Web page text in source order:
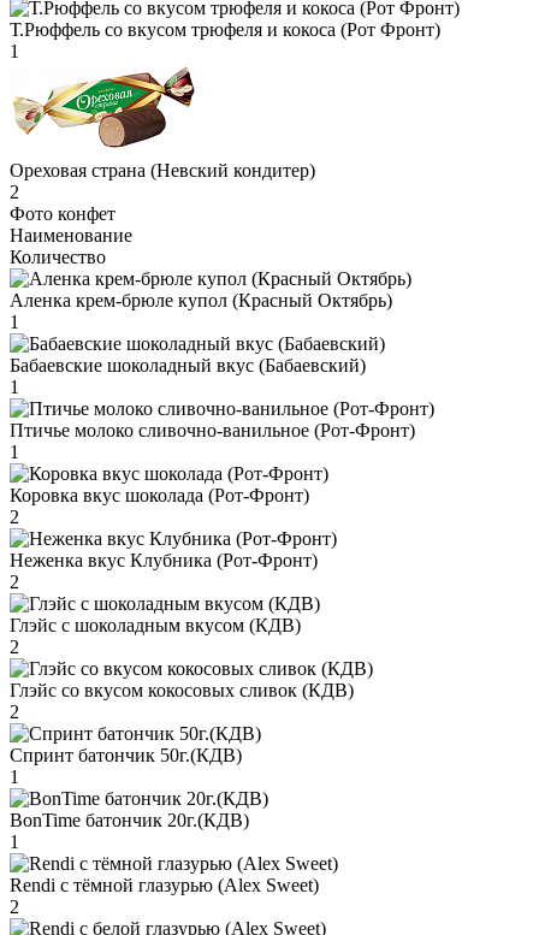
Т.Рюффель со вкусом трюфеля и кокоса (Рот Фронт)
1
Ореховая страна (Невский кондитер)
2
Фото конфет
Наименование
Количество
Аленка крем-брюле купол (Красный Октябрь)
1
Бабаевские шоколадный вкус (Бабаевский)
1
Птичье молоко сливочно-ванильное (Рот-Фронт)
1
Коровка вкус шоколада (Рот-Фронт)
2
Неженка вкус Клубника (Рот-Фронт)
2
Глэйс с шоколадным вкусом (КДВ)
2
Глэйс со вкусом кокосовых сливок (КДВ)
2
Спринт батончик 50г.(КДВ)
1
BonTime батончик 20г.(КДВ)
1
Rendi с тёмной глазурью (Alex Sweet)
2